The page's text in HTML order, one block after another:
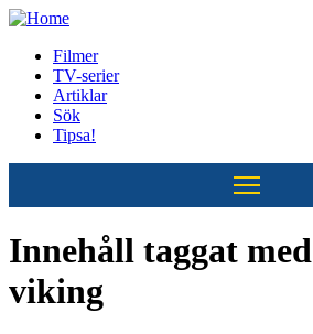
Hoppa
huvudinnehåll
Huvudmeny
Filmer
TV-serier
Artiklar
Sök
Tipsa!
Innehåll taggat med
viking